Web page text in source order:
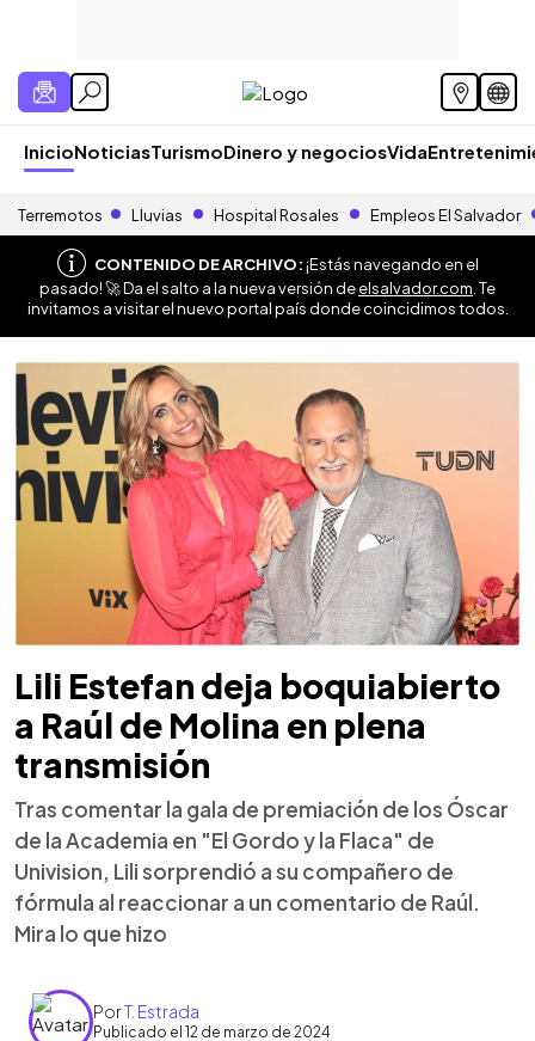
InicioNoticiasTurismoDinero y negociosVida
Terremotos Lluvias Hospital Rosales Empleos El Salvador
CONTENIDO DE ARCHIVO:¡Estás navegando en el
pasado! 🚀 Da el salto a la nueva versión deelsalvador.com . Te
invitamos a visitar el nuevo portal país donde coincidimos todos.
Lili Estefan deja boquiabierto
a Raúl de Molina en plena
transmisión
Tras comentar la gala de premiación de los Óscar
de la Academia en "El Gordo y la Flaca" de
Univision, Lili sorprendió a su compañero de
fórmula al reaccionar a un comentario de Raúl.
Mira lo que hizo
PorT. Estrada
Publicado el 12 de marzo de 2024